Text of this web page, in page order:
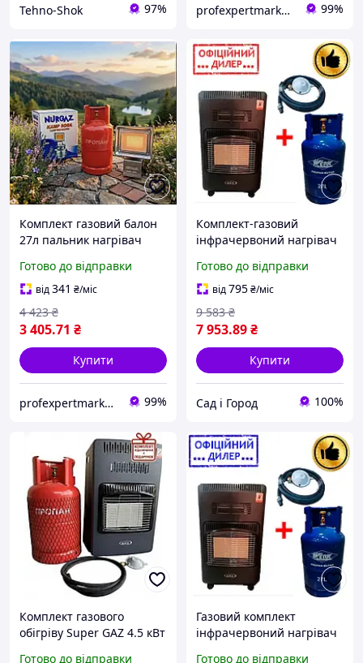
Tehno-Shok 97% profexpertmarket.com.ua 99%
Комплект газовий балон
27л пальник нагрівач
Готово до відправки
від341 ₴/міс
3 405.71 ₴
4 423 ₴
Купити
profexpertmarket.com.ua 99%
Комплект-газовий
інфрачервоний нагрівач
+ побутовий балон 27 л +
редуктор + шланг 2 м
Готово до відправки
від795₴/міс
7 953.89₴
9 583 ₴
Купити
Сад і Город 100%
Комплект газового
обігріву Super GAZ 4.5 кВт
Готово до відправки
Газовий комплект
інфрачервоний нагрівач
Готово до відправки